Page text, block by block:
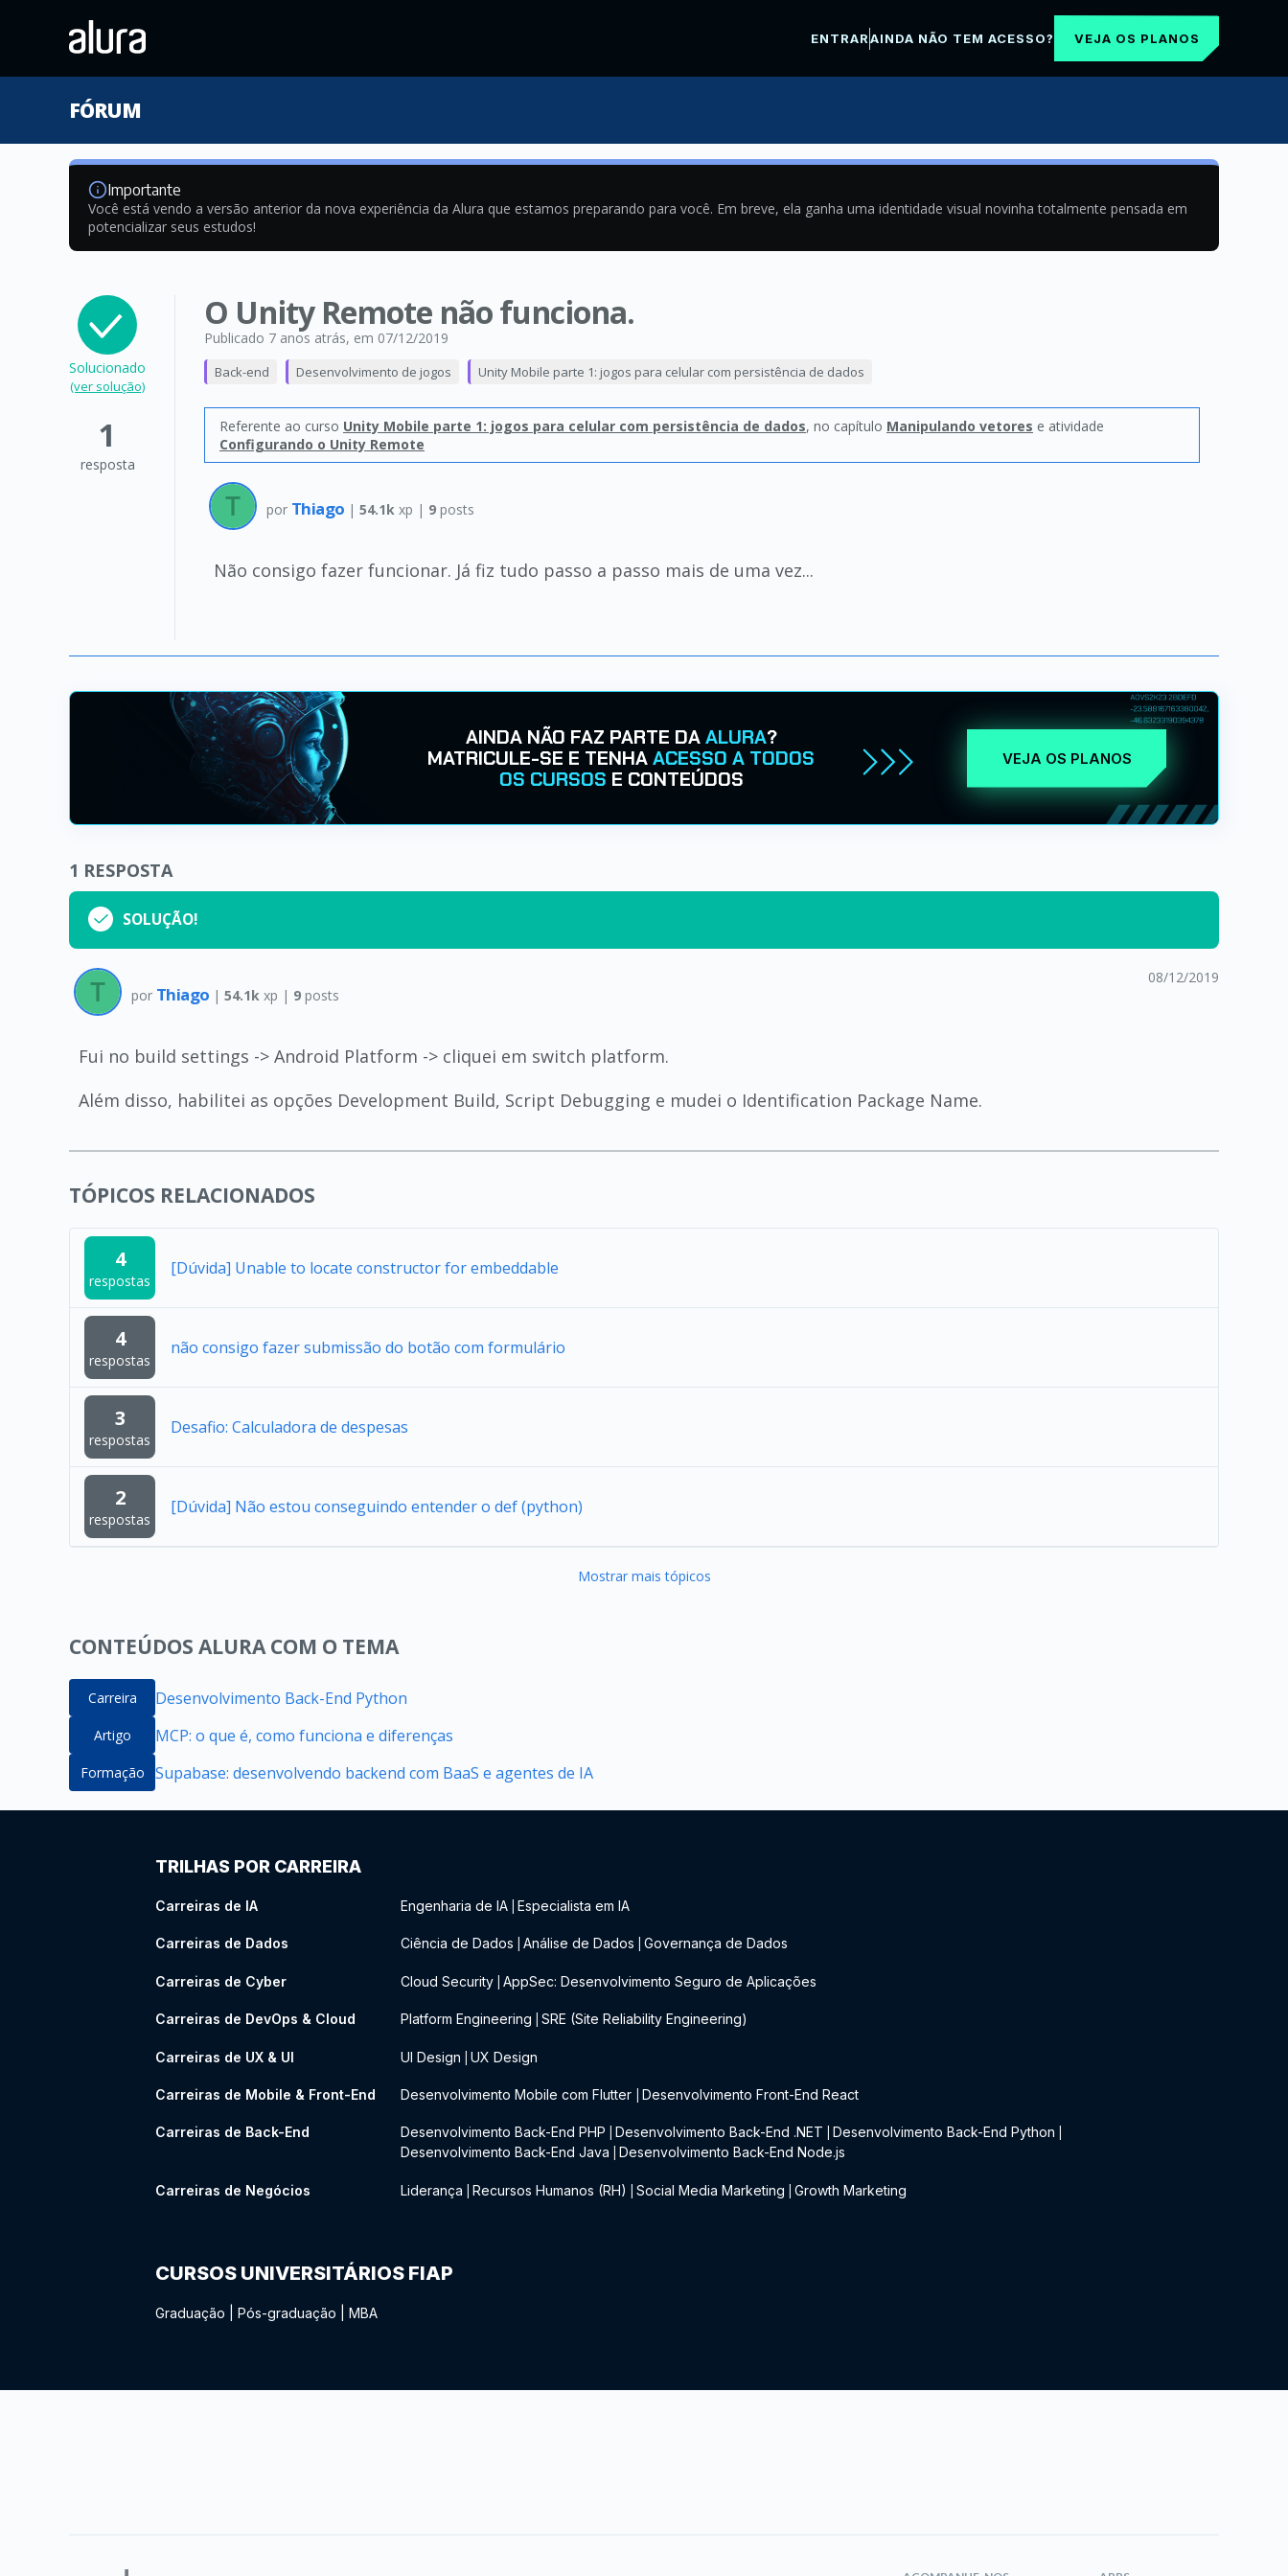
ENTRARAINDA NÃO TEM ACESSO? VEJA OS PLANOS
FÓRUM
Importante
Você está vendo a versão anterior da nova experiência da Alura que estamos preparando para você. Em breve, ela ganha uma identidade visual novinha totalmente pensada em
potencializar seus estudos!
Solucionado
(ver solução)
1
resposta
O Unity Remote não funciona.
Publicado 7 anos atrás, em 07/12/2019
Back-end Desenvolvimento de jogos Unity Mobile parte 1: jogos para celular com persistência de dados
Referente ao curso Unity Mobile parte 1: jogos para celular com persistência de dados, no capítulo Manipulando vetores e atividade
Configurando o Unity Remote
por Thiago | 54.1k xp | 9posts
Não consigo fazer funcionar. Já fiz tudo passo a passo mais de uma vez...
AINDA NÃO FAZ PARTE DAALURA?
MATRICULE-SE E TENHAACESSO A TODOS
OS CURSOS E CONTEÚDOS
VEJA OS PLANOS
1 RESPOSTA
SOLUÇÃO!
por Thiago | 54.1k xp | 9posts
08/12/2019
Fui no build settings -> Android Platform -> cliquei em switch platform.
Além disso, habilitei as opções Development Build, Script Debugging e mudei o Identification Package Name.
TÓPICOS RELACIONADOS
4
respostas
[Dúvida] Unable to locate constructor for embeddable
4
respostas
não consigo fazer submissão do botão com formulário
3
respostas
Desafio: Calculadora de despesas
2
respostas
[Dúvida] Não estou conseguindo entender o def (python)
Mostrar mais tópicos
CONTEÚDOS ALURA COM O TEMA
Carreira Desenvolvimento Back-End Python
Artigo MCP: o que é, como funciona e diferenças
Formação Supabase: desenvolvendo backend com BaaS e agentes de IA
TRILHAS POR CARREIRA
Carreiras de IA Engenharia de IA Especialista em IA
Carreiras de Dados Ciência de Dados Análise de Dados Governança de Dados
Carreiras de Cyber Cloud Security AppSec: Desenvolvimento Seguro de Aplicações
Carreiras de DevOps & Cloud Platform Engineering SRE (Site Reliability Engineering)
Carreiras de UX & UI UI Design UX Design
Carreiras de Mobile & Front-End Desenvolvimento Mobile com Flutter Desenvolvimento Front-End React
Carreiras de Back-End Desenvolvimento Back-End PHP Desenvolvimento Back-End .NET Desenvolvimento Back-End Python
Desenvolvimento Back-End Java Desenvolvimento Back-End Node.js
Carreiras de Negócios Liderança Recursos Humanos (RH) Social Media Marketing Growth Marketing
CURSOS UNIVERSITÁRIOS FIAP
Graduação Pós-graduação MBA